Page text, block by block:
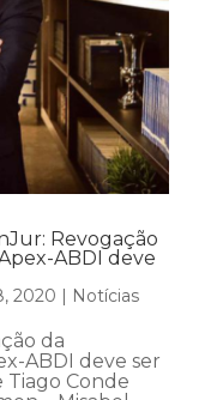
Revogação
ABDI deve
2020 | Notícias
da
ABDI deve ser
Tiago Conde